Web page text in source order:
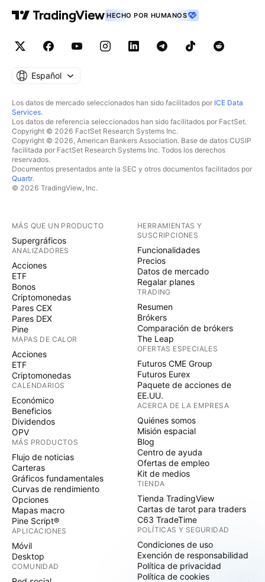
HECHO POR HUMANOS
Español
Los datos de mercado seleccionados han sido facilitados por ICE Data
Services.
Los datos de referencia seleccionados han sido facilitados por FactSet.
Copyright © 2026 FactSet Research Systems Inc.
Copyright © 2026, American Bankers Association. Base de datos CUSIP
facilitada por FactSet Research Systems Inc. Todos los derechos
reservados.
Documentos presentados ante la SEC y otros documentos facilitados por
Quartr.
© 2026 TradingView, Inc.
MÁS QUE UN PRODUCTO
Supergráficos
ANALIZADORES
Acciones
ETF
Bonos
Criptomonedas
Pares CEX
Pares DEX
Pine
MAPAS DE CALOR
Acciones
ETF
Criptomonedas
CALENDARIOS
Económico
Beneficios
Dividendos
OPV
MÁS PRODUCTOS
Flujo de noticias
Carteras
Gráficos fundamentales
Curvas de rendimiento
Opciones
Mapas macro
Pine Script®
APLICACIONES
Móvil
Desktop
COMUNIDAD
HERRAMIENTAS Y
SUSCRIPCIONES
Funcionalidades
Precios
Datos de mercado
Regalar planes
TRADING
Resumen
Brókers
Comparación de brókers
The Leap
OFERTAS ESPECIALES
Futuros CME Group
Futuros Eurex
Paquete de acciones de
EE.UU.
ACERCA DE LA EMPRESA
Quiénes somos
Misión espacial
Blog
Centro de ayuda
Ofertas de empleo
Kit de medios
TIENDA
Tienda TradingView
Cartas de tarot para traders
C63 TradeTime
POLÍTICAS Y SEGURIDAD
Condiciones de uso
Exención de responsabilidad
Política de privacidad
Política de cookies